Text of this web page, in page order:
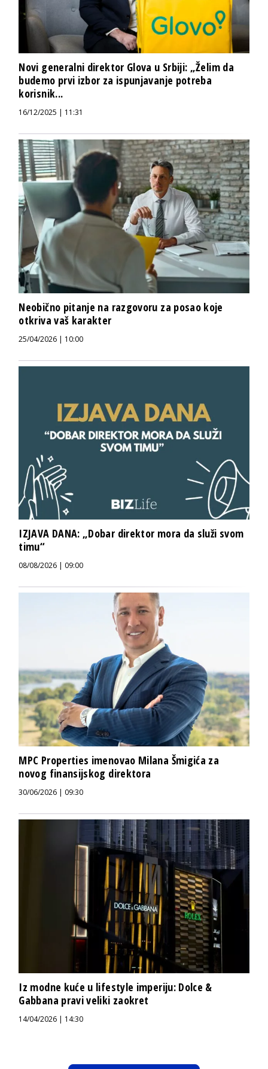
Novi generalni direktor Glova u Srbiji: „Želim da
budemo prvi izbor za ispunjavanje potreba
korisnik...
16/12/2025 | 11:31
Neobično pitanje na razgovoru za posao koje
otkriva vaš karakter
25/04/2026 | 10:00
IZJAVA DANA: „Dobar direktor mora da služi svom
timu“
08/08/2026 | 09:00
MPC Properties imenovao Milana Šmigića za
novog finansijskog direktora
30/06/2026 | 09:30
Iz modne kuće u lifestyle imperiju: Dolce &
Gabbana pravi veliki zaokret
14/04/2026 | 14:30